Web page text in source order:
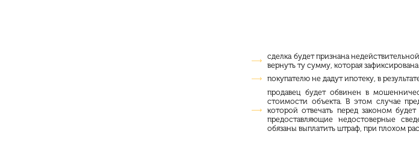
сделка будет признана
вернуть ту сумму, которая
покупателю не дадут ипотеку, в
продавец будет обвинен в
стоимости объекта. В этом случае
которой отвечать перед законом
предоставляющие недостоверные
обязаны выплатить штраф, при плохом